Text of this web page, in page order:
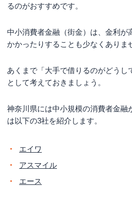
るのがおすすめです。
中小消費者金融（街金）は、金利が
かかったりすることも少なくありま
あくまで「大手で借りるのがどうし
として考えておきましょう。
神奈川県には中小規模の消費者金融
は以下の3社を紹介します。
エイワ
アスマイル
エース